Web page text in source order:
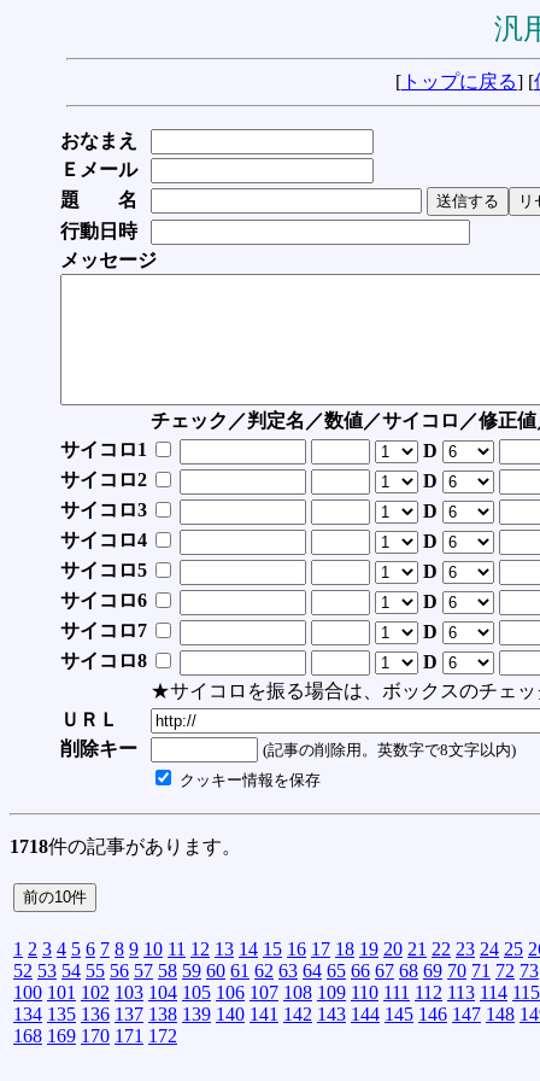
汎
[ トップに戻る] [
おなまえ
Ｅメール
題 名
行動日時
メッセージ
チェック／判定名／数値／サイコロ／修正
サイコロ1
D
サイコロ2
D
サイコロ3
D
サイコロ4
D
サイコロ5
D
サイコロ6
D
サイコロ7
D
サイコロ8
D
★サイコロを振る場合は、ボックスのチェッ
ＵＲＬ
削除キー
(記事の削除用。英数字で8文字以内)
クッキー情報を保存
1718件の記事があります。
1 2 3 4 5 6 7 8 9 10 11 12 13 14 15 16 17 18 19 20 21 22 23 24 25
52 53 54 55 56 57 58 59 60 61 62 63 64 65 66 67 68 69 70 71 72 73
100 101 102 103 104 105 106 107 108 109 110 111 112 113 114 115
134 135 136 137 138 139 140 141 142 143 144 145 146 147 148
168 169 170 171 172